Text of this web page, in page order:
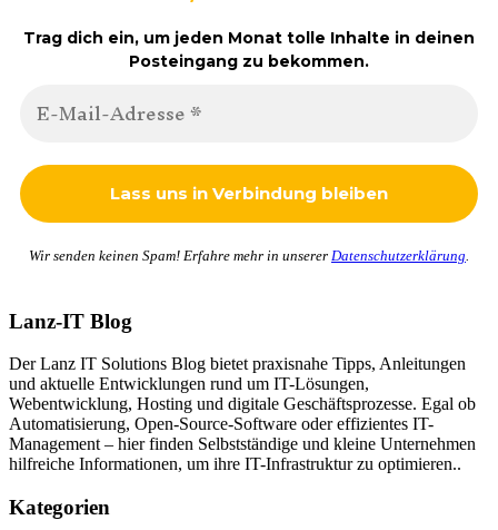
Trag dich ein, um jeden Monat tolle Inhalte in deinen
Posteingang zu bekommen.
Wir senden keinen Spam! Erfahre mehr in unserer Datenschutzerklärung
Lanz-IT Blog
Der Lanz IT Solutions Blog bietet praxisnahe Tipps, Anleitungen
und aktuelle Entwicklungen rund um IT-Lösungen,
Webentwicklung, Hosting und digitale Geschäftsprozesse. Egal ob
Automatisierung, Open-Source-Software oder effizientes IT-
Management – hier finden Selbstständige und kleine Unternehmen
hilfreiche Informationen, um ihre IT-Infrastruktur zu optimieren..
Kategorien